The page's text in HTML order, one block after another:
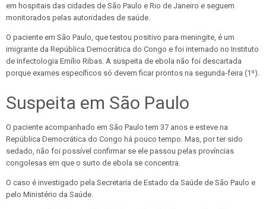
em hospitais das cidades de São Paulo e Rio de Janeiro e seguem
monitorados pelas autoridades de saúde.
O paciente em São Paulo, que testou positivo para meningite, é um
imigrante da República Democrática do Congo e foi internado no Instituto
de Infectologia Emílio Ribas. A suspeita de ebola não foi descartada
porque exames específicos só devem ficar prontos na segunda-feira (1º).
Suspeita em São Paulo
O paciente acompanhado em São Paulo tem 37 anos e esteve na
República Democrática do Congo há pouco tempo. Mas, por ter sido
sedado, não foi possível confirmar se ele passou pelas províncias
congolesas em que o surto de ebola se concentra.
O caso é investigado pela Secretaria de Estado da Saúde de São Paulo e
pelo Ministério da Saúde.